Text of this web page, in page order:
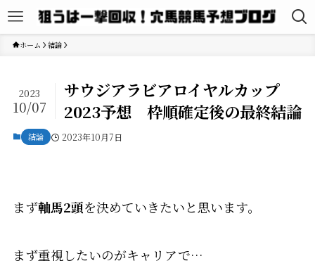
ホーム 結論
サウジアラビアロイヤルカップ
2023予想 枠順確定後の最終結論
2023
10/07
結論 2023年10月7日
まず軸馬2頭を決めていきたいと思います。
まず重視したいのがキャリアで…